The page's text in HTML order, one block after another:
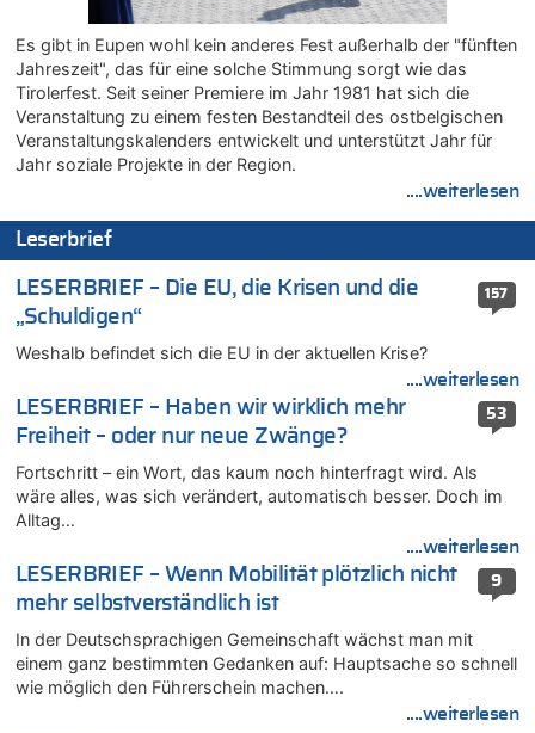
05.08.2026 - 19:34 von Mungo zu
Warum die Waldbrände in Frankreich und Spanien Rekorde
brechen [Fragen & Antworten]
05.08.2026 - 19:21 von Hugo Egon Bernhard von Sinnen zu
Mehrere Menschen in Londons City niedergestochen
05.08.2026 - 19:17 von Pierre zu
Mehrere Menschen in Londons City niedergestochen
05.08.2026 - 19:16 von Mungo zu
05.08.2026 - 19:16 von Hugo Egon Bernhard von Sinnen zu
Wasserstand des Rheins in NRW so niedrig wie noch nie
05.08.2026 - 19:11 von Carine zu
05.08.2026 - 19:09 von Carine zu
Wie kam es zur Ceuta-Krise?
Wasserstand des Rheins in NRW so niedrig wie noch nie
05.08.2026 - 18:35 von Der Patriot zu
Wasserstand des Rheins in NRW so niedrig wie noch nie
05.08.2026 - 18:31 von Der Patriot zu
Mehrere Menschen in Londons City niedergestochen
05.08.2026 - 18:10 von Ach zu
Wasserstand des Rheins in NRW so niedrig wie noch nie
05.08.2026 - 17:32 von Peter G zu
Mehrere Menschen in Londons City niedergestochen
Es gibt in Eupen wohl kein anderes Fest außerhalb der "fünften
Jahreszeit", das für eine solche Stimmung sorgt wie das
Tirolerfest. Seit seiner Premiere im Jahr 1981 hat sich die
Veranstaltung zu einem festen Bestandteil des ostbelgischen
Veranstaltungskalenders entwickelt und unterstützt Jahr für
Jahr soziale Projekte in der Region.
....weiterlesen
Leserbrief
157
LESERBRIEF – Die EU, die Krisen und die
„Schuldigen“
Weshalb befindet sich die EU in der aktuellen Krise?
....weiterlesen
53
LESERBRIEF – Haben wir wirklich mehr
Freiheit – oder nur neue Zwänge?
Fortschritt – ein Wort, das kaum noch hinterfragt wird. Als
wäre alles, was sich verändert, automatisch besser. Doch im
Alltag…
....weiterlesen
9
LESERBRIEF – Wenn Mobilität plötzlich nicht
mehr selbstverständlich ist
In der Deutschsprachigen Gemeinschaft wächst man mit
einem ganz bestimmten Gedanken auf: Hauptsache so schnell
wie möglich den Führerschein machen….
....weiterlesen